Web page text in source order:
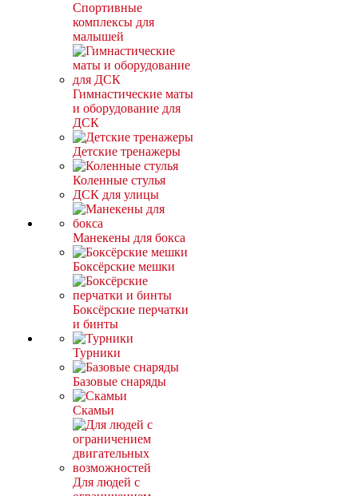
Спортивные
комплексы для
малышей
Гимнастические маты
и оборудование для
ДСК
Детские тренажеры
Коленные стулья
ДСК для улицы
Манекены для бокса
Боксёрские мешки
Боксёрские перчатки
и бинты
Турники
Базовые снаряды
Скамьи
Для людей с